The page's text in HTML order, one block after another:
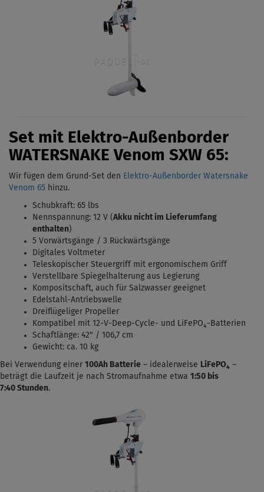
Set mit Elektro-Außenborder
WATERSNAKE Venom SXW 65:
Wir fügen dem Grund-Set den Elektro-Außenborder Watersnake
Venom 65 hinzu.
Schubkraft: 65 lbs
Nennspannung: 12 V (Akku nicht im Lieferumfang
enthalten)
5 Vorwärtsgänge / 3 Rückwärtsgänge
Digitales Voltmeter
Teleskopischer Steuergriff mit ergonomischem Griff
Verstellbare Spiegelhalterung aus Legierung
Kompositschaft, auch für Salzwasser geeignet
Edelstahl-Antriebswelle
Dreiflügeliger Propeller
Kompatibel mit 12-V-Deep-Cycle- und LiFePO₄-Batterien
Schaftlänge: 42" / 106,7 cm
Gewicht: ca. 10 kg
Bei Verwendung einer 100Ah Batterie – idealerweise LiFePO₄ –
beträgt die Laufzeit je nach Stromaufnahme etwa 1:50 bis
7:40 Stunden.